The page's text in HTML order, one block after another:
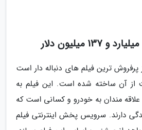
پرفروش ترین فیلم های دنباله دار است
8 قسمت از آن ساخته شده است. این فیلم به
مندان به خودرو و کسانی است که
دارند. سرویس پخش اینترنتی فیلم